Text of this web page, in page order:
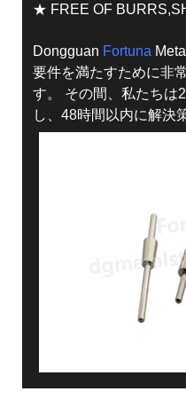
★ FREE OF
Dongguan Fortuna
要件を満たすために非
す。 その間、私たちは
し、48時間以内に解決